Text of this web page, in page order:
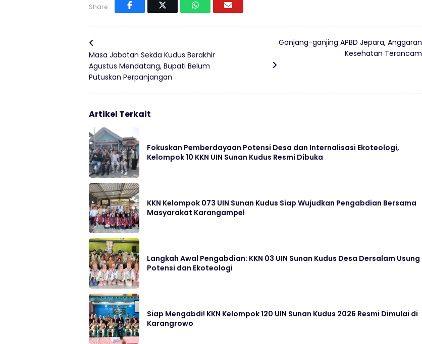
Share:
Masa Jabatan Sekda Kudus Berakhir
Agustus Mendatang, Bupati Belum
Putuskan Perpanjangan
Gonjang-ganjing APBD Jepara, Anggaran
Kesehatan Terancam
Artikel Terkait
Fokuskan Pemberdayaan Potensi Desa dan Internalisasi Ekoteologi,
Kelompok 10 KKN UIN Sunan Kudus Resmi Dibuka
KKN Kelompok 073 UIN Sunan Kudus Siap Wujudkan Pengabdian Bersama
Masyarakat Karangampel
Langkah Awal Pengabdian: KKN 03 UIN Sunan Kudus Desa Dersalam Usung
Potensi dan Ekoteologi
Siap Mengabdi! KKN Kelompok 120 UIN Sunan Kudus 2026 Resmi Dimulai di
Karangrowo